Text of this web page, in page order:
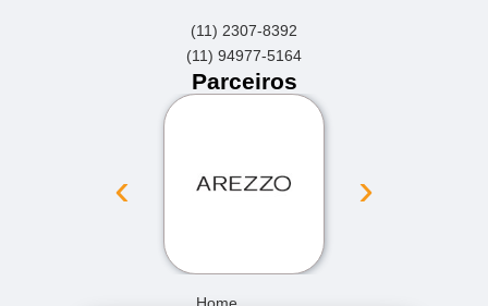
(11) 2307-8392
(11) 94977-5164
Parceiros
‹ ›
Home